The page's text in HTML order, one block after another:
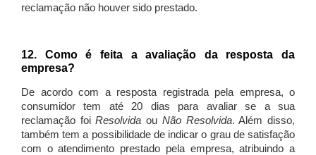
reclamação não houver sido prestado.
12. Como é feita a avaliação da resposta da
empresa?
De acordo com a resposta registrada pela empresa, o
consumidor tem até 20 dias para avaliar se a sua
reclamação foiResolvida ou Não Resolvida. Além disso,
também tem a possibilidade de indicar o grau de satisfação
com o atendimento prestado pela empresa, atribuindo a